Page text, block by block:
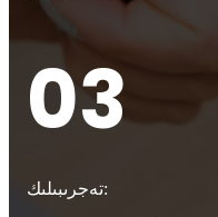
03
تەجرىبىلىك: